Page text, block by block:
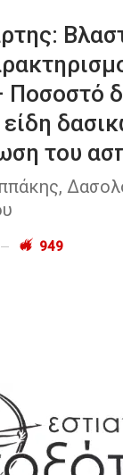
Ποσοστό
του
949